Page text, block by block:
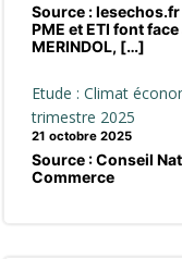
Source :
PME et ETI font
MERINDOL, […]
Etude : Climat
trimestre 2025
21 octobre 2025
Source : Conseil
Commerce